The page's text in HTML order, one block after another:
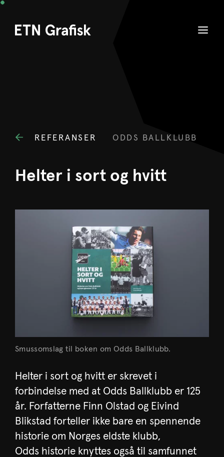
REFERANSER ODDS BALLKLUBB
Helter i sort og hvitt
Smussomslag til boken om Odds Ballklubb.
Helter i sort og hvitt er skrevet i
forbindelse med at Odds Ballklubb er 125
år. Forfatterne Finn Olstad og Eivind
Blikstad forteller ikke bare en spennende
historie om Norges eldste klubb,
Odds historie knyttes også til samfunnet